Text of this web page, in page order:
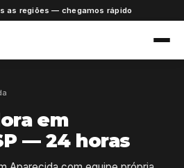
as regiões — chegamos rápido
em
— 24 horas